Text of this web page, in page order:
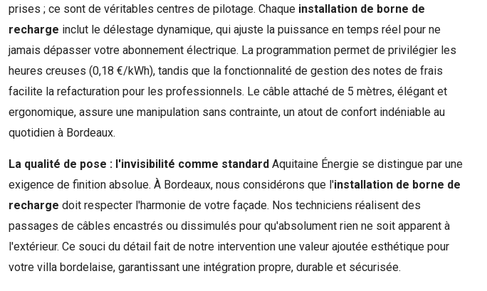
prises ; ce sont de véritables centres de pilotage. Chaque installation de borne de
recharge inclut le délestage dynamique, qui ajuste la puissance en temps réel pour ne
jamais dépasser votre abonnement électrique. La programmation permet de privilégier les
heures creuses (0,18 €/kWh), tandis que la fonctionnalité de gestion des notes de frais
facilite la refacturation pour les professionnels. Le câble attaché de 5 mètres, élégant et
ergonomique, assure une manipulation sans contrainte, un atout de confort indéniable au
quotidien à Bordeaux.
La qualité de pose : l'invisibilité comme standard Aquitaine Énergie se distingue par une
exigence de finition absolue. À Bordeaux, nous considérons que l'installation de borne de
recharge doit respecter l'harmonie de votre façade. Nos techniciens réalisent des
passages de câbles encastrés ou dissimulés pour qu'absolument rien ne soit apparent à
l'extérieur. Ce souci du détail fait de notre intervention une valeur ajoutée esthétique pour
votre villa bordelaise, garantissant une intégration propre, durable et sécurisée.